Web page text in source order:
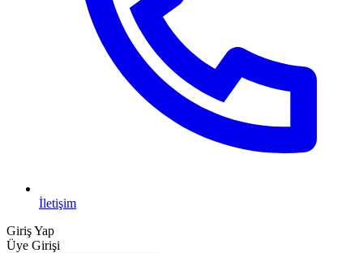
İletişim
Giriş Yap
Üye Girişi